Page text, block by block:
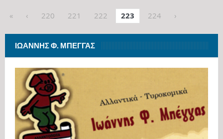
« ‹ 220 221 222 223 224 ›
ΙΩΆΝΝΗΣ Φ. ΜΠΈΓΓΑΣ